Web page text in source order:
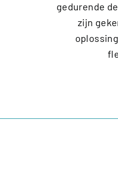
gedurende
zijn